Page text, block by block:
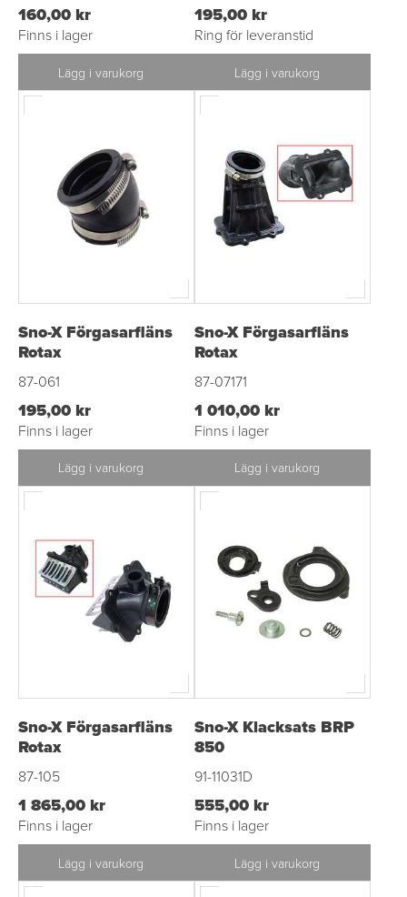
160,00 kr
Finns i lager
Lägg i varukorg
195,00 kr
Ring för leveranstid
Lägg i varukorg
Sno-X Förgasarfläns
Rotax
87-061
195,00 kr
Finns i lager
Lägg i varukorg
Sno-X Förgasarfläns
Rotax
87-07171
1 010,00 kr
Finns i lager
Lägg i varukorg
Sno-X Förgasarfläns
Rotax
87-105
1 865,00 kr
Finns i lager
Lägg i varukorg
Sno-X Klacksats BRP
850
91-11031D
555,00 kr
Finns i lager
Lägg i varukorg